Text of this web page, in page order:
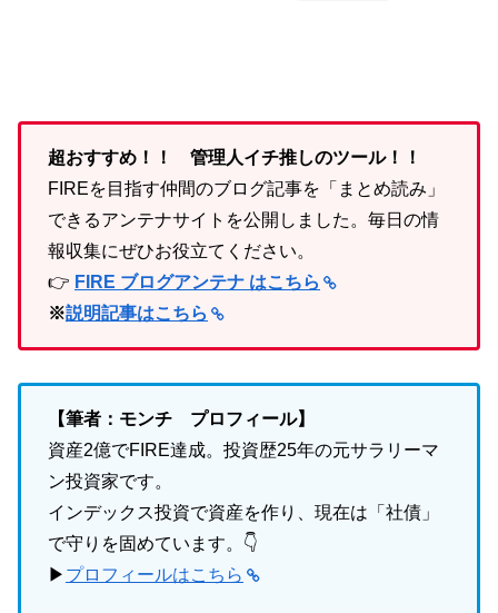
超おすすめ！！ 管理人イチ推しのツール！！
FIREを目指す仲間のブログ記事を「まとめ読み」
できるアンテナサイトを公開しました。毎日の情
報収集にぜひお役立てください。
👉 FIRE ブログアンテナ はこちら
※説明記事はこちら
【筆者：モンチ プロフィール】
資産2億でFIRE達成。投資歴25年の元サラリーマ
ン投資家です。
インデックス投資で資産を作り、現在は「社債」
で守りを固めています。👇
▶ プロフィールはこちら